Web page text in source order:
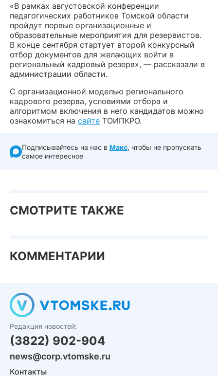
«В рамках августовской конференции
педагогических работников Томской области
пройдут первые организационные и
образовательные мероприятия для резервистов.
В конце сентября стартует второй конкурсный
отбор документов для желающих войти в
региональный кадровый резерв», — рассказали в
администрации области.
С организационной моделью регионального
кадрового резерва, условиями отбора и
алгоритмом включения в него кандидатов можно
ознакомиться на сайте ТОИПКРО.
Подписывайтесь на нас в Макс, чтобы не пропускать
самое интересное
СМОТРИТЕ ТАКЖЕ
КОММЕНТАРИИ
Редакция новостей:
(3822) 902-904
news@corp.vtomske.ru
Контакты